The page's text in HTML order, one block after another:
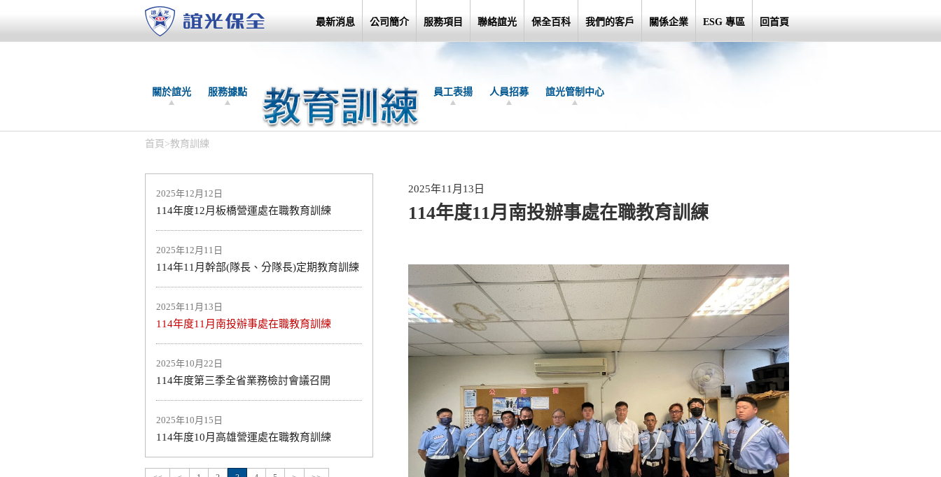
最新消息 公司簡介 服務項目 聯絡誼光 保全百科 我們的客戶 關係企業 ESG 專區 回首頁
關於誼光 服務據點 員工表揚 人員招募 誼光管制中心
首頁 >教育訓練
2025年12月12日
114年度12月板橋營運處在職教育訓練
2025年12月11日
114年11月幹部(隊長、分隊長)定期教育訓練
2025年11月13日
114年度11月南投辦事處在職教育訓練
2025年10月22日
114年度第三季全省業務檢討會議召開
2025年10月15日
114年度10月高雄營運處在職教育訓練
2025年11月13日
114年度11月南投辦事處在職教育訓練